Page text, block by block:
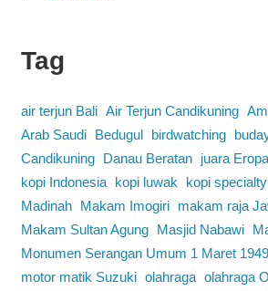
Tag
air terjun Bali Air Terjun Candikuning
Arab Saudi
Bedugul birdwatching
Candikuning
Danau Beratan
juara
kopi Indonesia
kopi luwak kopi specialty
Madinah
Makam Imogiri
makam raja
Makam Sultan Agung
Masjid Nabawi
Monumen Serangan Umum 1 Maret 1949
motor matik Suzuki olahraga olahraga